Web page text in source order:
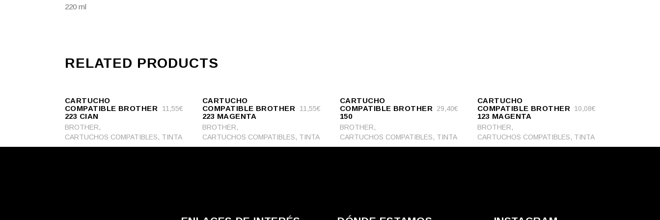
220 ml
RELATED PRODUCTS
CART
CARTUCHO
COMPATIBLE BROTHER
223 CIAN
11,55€
BROTHER,
CARTUCHOS COMPATIBLES, TINTA
CART
CARTUCHO
COMPATIBLE BROTHER
223 MAGENTA
11,55€
BROTHER,
CARTUCHOS COMPATIBLES, TINTA
CART
CARTUCHO
COMPATIBLE BROTHER
150
29,40€
BROTHER,
CARTUCHOS COMPATIBLES, TINTA
CART
CARTUCHO
COMPATIBLE BROTHER
123 MAGENTA
10,08€
BROTHER,
CARTUCHOS COMPATIBLES, TINTA